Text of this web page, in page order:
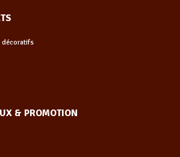
décoratifs
& PROMOTION